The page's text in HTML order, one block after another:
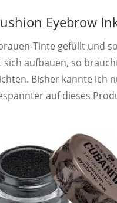
Eyebrow
Tinte gefüllt und
aufbauen, so
Bisher kannte ich
auf dieses